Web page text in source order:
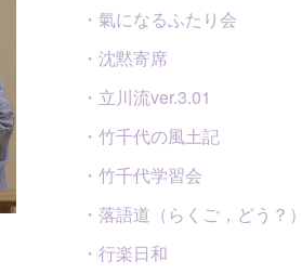
・氣になるふたり会
・沈黙寄席
・立川流ver.3.01
・竹千代の風土記
・竹千代学習会
・落語道（らくご，どう？）
・行楽日和